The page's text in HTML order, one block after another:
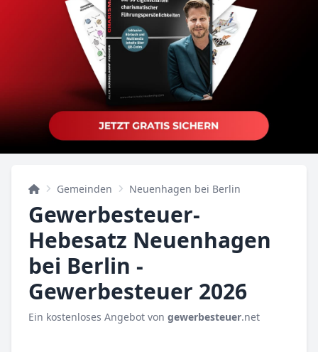
Gemeinden Neuenhagen bei Berlin
Gewerbesteuer-
Hebesatz Neuenhagen
bei Berlin -
Gewerbesteuer 2026
Ein kostenloses Angebot von gewerbesteuer.net